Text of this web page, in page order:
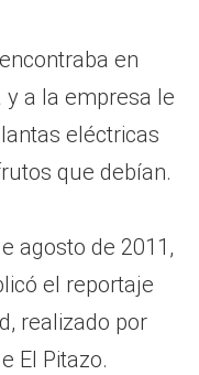
en
a la empresa le
eléctricas
que debían.
agosto de 2011,
el reportaje
realizado por
El Pitazo.